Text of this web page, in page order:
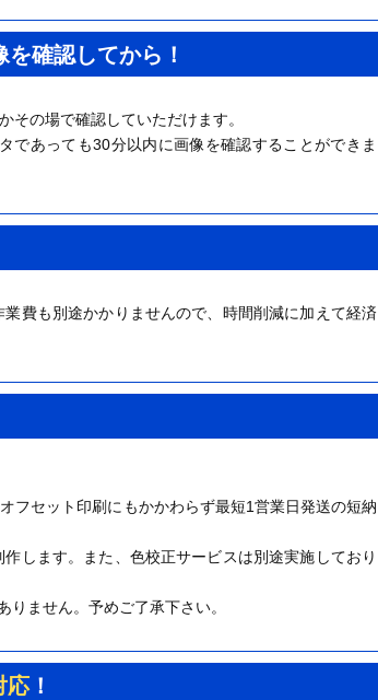
確認してから！
その場で確認していただけます。
であっても30分以内に画像を確認することができま
費も別途かかりませんので、時間削減に加えて経済
フセット印刷にもかかわらず最短1営業日発送の短納
します。また、色校正サービスは別途実施しており
ません。予めご了承下さい。
応！